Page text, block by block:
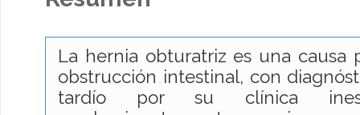
La hernia obturatriz es una causa
obstrucción intestinal, con
tardío por su clínica